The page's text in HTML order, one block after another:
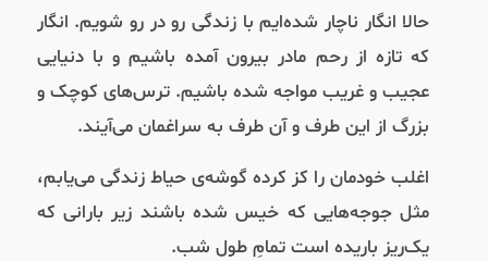
حالا انگار ناچار شده‌ایم با زندگی رو در رو شویم. انگار
که تازه از رحم مادر بیرون آمده باشیم و با دنیایی
عجیب و غریب مواجه شده باشیم. ترس‌های کوچک و
بزرگ از این طرف و آن طرف به سراغمان می‌آیند.
اغلب خودمان را کز کرده گوشه‌ی حیاط زندگی می‌یابم،
مثل جوجه‌هایی که خیس شده باشند زیر بارانی که
یک‌ریز باریده است تمامِ طول شب.